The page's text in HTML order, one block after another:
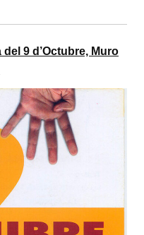
9 d’Octubre, Muro